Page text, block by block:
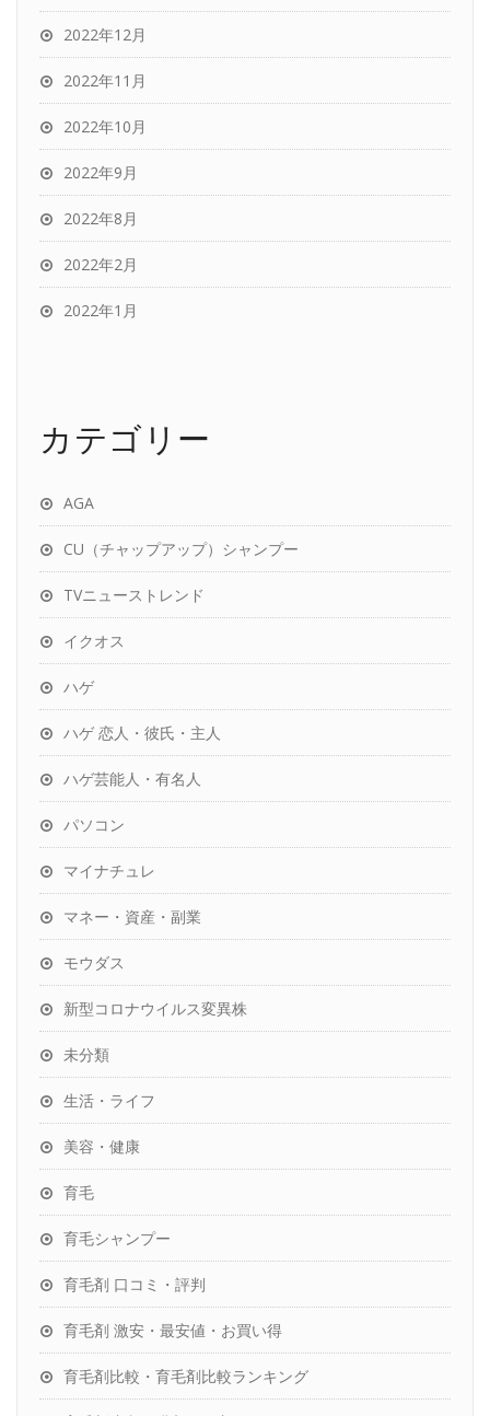
2022年12月
2022年11月
2022年10月
2022年9月
2022年8月
2022年2月
2022年1月
カテゴリー
AGA
CU（チャップアップ）シャンプー
TVニューストレンド
イクオス
ハゲ
ハゲ 恋人・彼氏・主人
ハゲ芸能人・有名人
パソコン
マイナチュレ
マネー・資産・副業
モウダス
新型コロナウイルス変異株
未分類
生活・ライフ
美容・健康
育毛
育毛シャンプー
育毛剤 口コミ・評判
育毛剤 激安・最安値・お買い得
育毛剤比較・育毛剤比較ランキング